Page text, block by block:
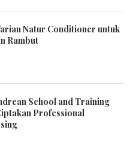
Natur Conditioner untuk
Rambut
School and Training
Professional